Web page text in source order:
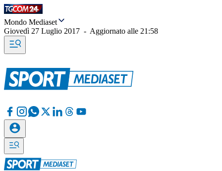
Mondo Mediaset
Giovedì 27 Luglio 2017 - Aggiornato alle 21:58